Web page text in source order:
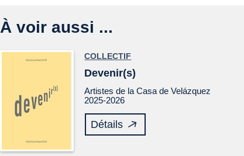
À voir aussi ...
COLLECTIF
Devenir(s)
Artistes de la Casa de Velázquez
2025-2026
Détails